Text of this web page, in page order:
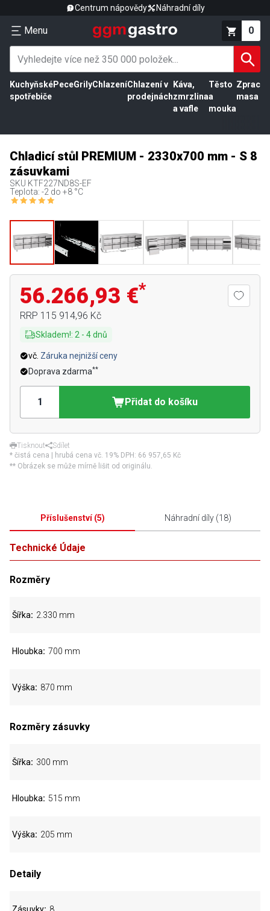
Centrum nápovědy Náhradní díly
Menu 0
Kuchyňské
spotřebiče
PeceGrilyChlazeníChlazení v
prodejnách
Káva,
zmrzlina
a vafle
Těsto
a
mouka
masa
Chladicí stůl PREMIUM - 2330x700 mm - S 8
zásuvkami
SKU KTF227ND8S-EF
Teplota: -2 do +8 °C
56.266,93 €*
RRP 115 914,96 Kč
Skladem!: 2 - 4dnů
vč. Záruka nejnižší ceny
Doprava zdarma**
Přidat do košíku
Tisknout
Sdílet
* čistá cena | hrubá cena vč. 19% DPH: 66 957,65 Kč
** Obrázek se může mírně lišit od originálu.
Příslušenství(5) Náhradní díly(18)
Technické Údaje
Rozměry
Šířka 2.330 mm
Hloubka 700 mm
Výška 870 mm
Rozměry zásuvky
Šířka 300 mm
Hloubka 515 mm
Výška 205 mm
Detaily